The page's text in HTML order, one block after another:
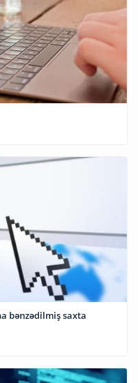
bənzədilmiş saxta